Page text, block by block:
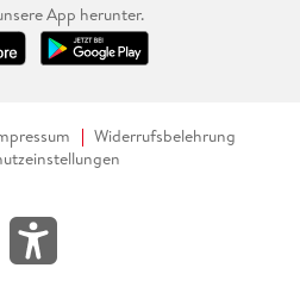
App herunter.
Widerrufsbelehrung